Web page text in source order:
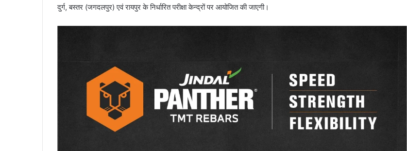
दुर्ग, बस्तर (जगदलपुर) एवं रायपुर के निर्धारित परीक्षा केन्द्रों पर आयोजित की जाएगी।